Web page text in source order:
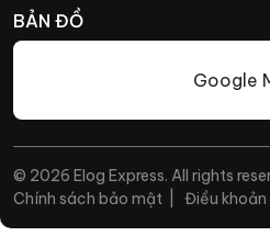
BẢN ĐỒ
Google
© 2026 Elog Express. All rights
Chính sách bảo mật
Điều khoản